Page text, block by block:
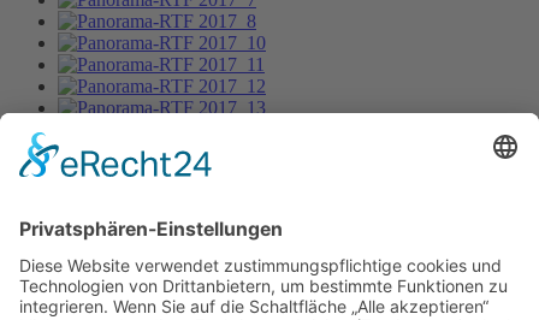
Panorama-RTF 2017_17